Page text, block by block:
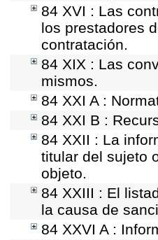
84 XVI : Las
los prestadores
contratación.
84 XIX : Las
mismos.
84 XXI A :
84 XXI B :
84 XXII : La
titular del sujeto
objeto.
84 XXIII : El
la causa de
84 XXVI A :